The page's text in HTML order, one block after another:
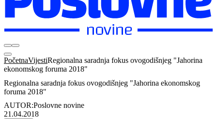
PočetnaVijestiRegionalna saradnja fokus ovogodišnjeg "Jahorina
ekonomskog foruma 2018"
Regionalna saradnja fokus ovogodišnjeg "Jahorina ekonomskog
foruma 2018"
AUTOR:Poslovne novine
21.04.2018